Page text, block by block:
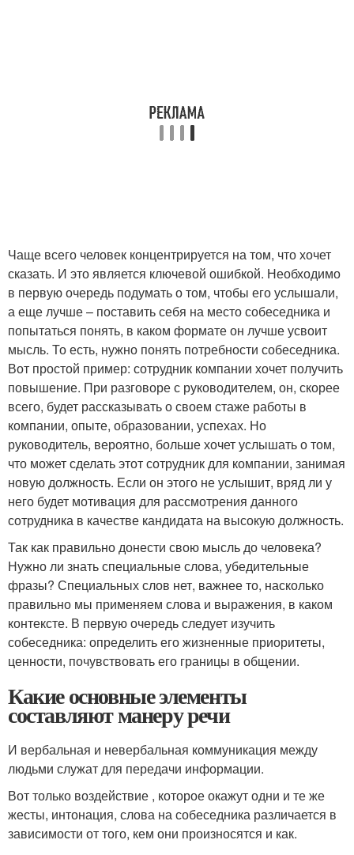
Чаще всего человек концентрируется на том, что хочет
сказать. И это является ключевой ошибкой. Необходимо
в первую очередь подумать о том, чтобы его услышали,
а еще лучше – поставить себя на место собеседника и
попытаться понять, в каком формате он лучше усвоит
мысль. То есть, нужно понять потребности собеседника.
Вот простой пример: сотрудник компании хочет получить
повышение. При разговоре с руководителем, он, скорее
всего, будет рассказывать о своем стаже работы в
компании, опыте, образовании, успехах. Но
руководитель, вероятно, больше хочет услышать о том,
что может сделать этот сотрудник для компании, занимая
новую должность. Если он этого не услышит, вряд ли у
него будет мотивация для рассмотрения данного
сотрудника в качестве кандидата на высокую должность.
Так как правильно донести свою мысль до человека?
Нужно ли знать специальные слова, убедительные
фразы? Специальных слов нет, важнее то, насколько
правильно мы применяем слова и выражения, в каком
контексте. В первую очередь следует изучить
собеседника: определить его жизненные приоритеты,
ценности, почувствовать его границы в общении.
Какие основные элементы
составляют манеру речи
И вербальная и невербальная коммуникация между
людьми служат для передачи информации.
Вот только воздействие , которое окажут одни и те же
жесты, интонация, слова на собеседника различается в
зависимости от того, кем они произносятся и как.